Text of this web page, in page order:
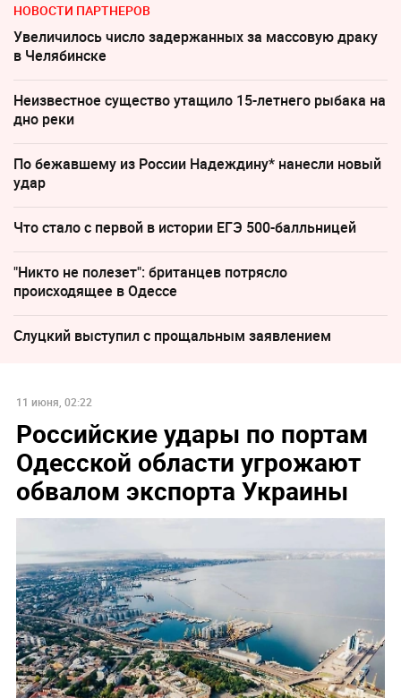
НОВОСТИ ПАРТНЕРОВ
Увеличилось число задержанных за массовую драку
в Челябинске
Неизвестное существо утащило 15-летнего рыбака на
дно реки
По бежавшему из России Надеждину* нанесли новый
удар
Что стало с первой в истории ЕГЭ 500-балльницей
"Никто не полезет": британцев потрясло
происходящее в Одессе
Слуцкий выступил с прощальным заявлением
11 июня, 02:22
Российские удары по портам
Одесской области угрожают
обвалом экспорта Украины